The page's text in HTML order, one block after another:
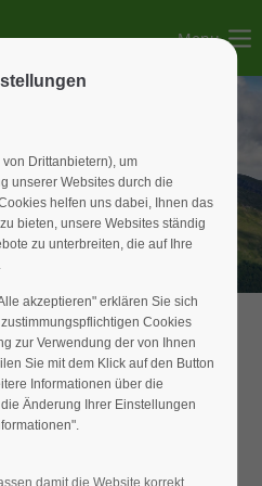
existiert leider nicht.
existiert leider nicht.
existiert leider nicht.
Menu
die Gipfel eine angenehme
bestem Sommerwetter das
Drittanbietern), um
unserer Websites durch die
helfen uns dabei, Ihnen das
bieten, unsere Websites ständig
zu unterbreiten, die auf Ihre
akzeptieren" erklären Sie sich
Cookies
zur Verwendung der von Ihnen
Sie mit dem Klick auf den Button
Informationen über die
Änderung Ihrer Einstellungen
damit die Website korrekt